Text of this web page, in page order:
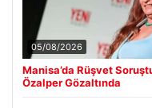
05/08/2026
Manisa’da Rüşvet
Özalper Gözaltında